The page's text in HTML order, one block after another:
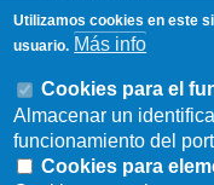
Utilizamos cookies en este
usuario. Más info
Cookies para el
Almacenar un
funcionamiento del
Cookies para